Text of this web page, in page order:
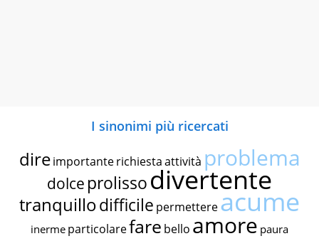
I sinonimi più ricercati
dire importante richiestaattività problema
dolce prolissodivertente
tranquillodifficile permettereacume
inerme particolarefare bello amore paura